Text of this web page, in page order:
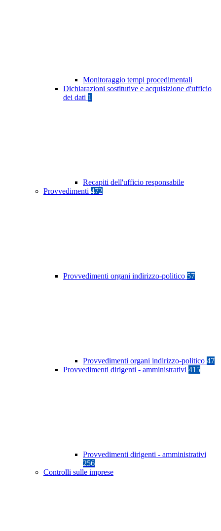
Monitoraggio tempi procedimentali
Dichiarazioni sostitutive e acquisizione d'ufficio
dei dati 1
Recapiti dell'ufficio responsabile
Provvedimenti 472
Provvedimenti organi indirizzo-politico 57
Provvedimenti organi indirizzo-politico 47
Provvedimenti dirigenti - amministrativi 415
Provvedimenti dirigenti - amministrativi
256
Controlli sulle imprese